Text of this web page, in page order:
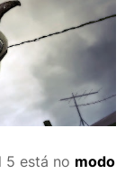
5 está no modo